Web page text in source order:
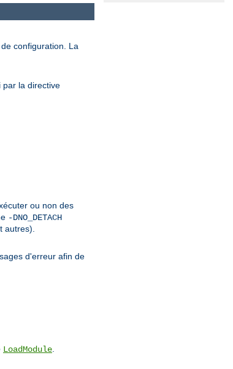
configuration. La
par la directive
ou non des
-DNO_DETACH
autres).
d'erreur afin de
LoadModule